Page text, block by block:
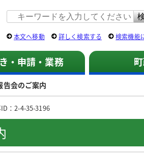
佐用町 公式ホームページ
本文へ移動 詳しく検索する 検索機能
・申請・業務
告会のご案内
：2-4-35-3196